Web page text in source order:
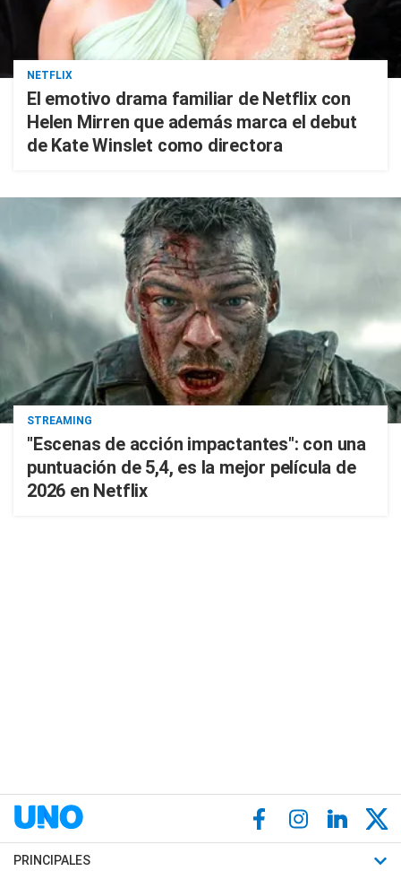
NETFLIX
El emotivo drama familiar de Netflix con
Helen Mirren que además marca el debut
de Kate Winslet como directora
STREAMING
"Escenas de acción impactantes": con una
puntuación de 5,4, es la mejor película de
2026 en Netflix
PRINCIPALES